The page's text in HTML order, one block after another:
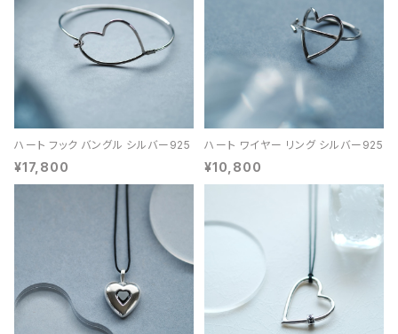
ハート フック バングル シルバー925
¥17,800
ハート ワイヤー リング シルバー925
¥10,800